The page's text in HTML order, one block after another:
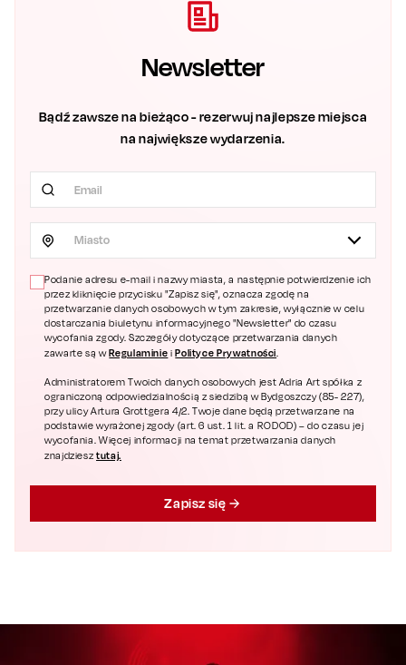
Newsletter
Bądź zawsze na bieżąco - rezerwuj najlepsze miejsca
na największe wydarzenia.
Miasto
Podanie adresu e-mail i nazwy miasta, a następnie potwierdzenie ich
przez kliknięcie przycisku "Zapisz się", oznacza zgodę na
przetwarzanie danych osobowych w tym zakresie, wyłącznie w celu
dostarczania biuletynu informacyjnego "Newsletter" do czasu
wycofania zgody. Szczegóły dotyczące przetwarzania danych
zawarte są wRegulaminie i Polityce Prywatności.
Administratorem Twoich danych osobowych jest Adria Art spółka z
ograniczoną odpowiedzialnością z siedzibą w Bydgoszczy (85- 227),
przy ulicy Artura Grottgera 4/2. Twoje dane będą przetwarzane na
podstawie wyrażonej zgody (art. 6 ust. 1 lit. a RODOD) – do czasu jej
wycofania. Więcej informacji na temat przetwarzania danych
znajdziesztutaj.
Zapisz się